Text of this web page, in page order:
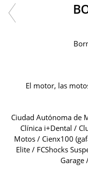
El motor, las
Ciudad Autónoma de
Clínica i+Dental /
Motos / Cienx100
Elite / FCShocks
Garage